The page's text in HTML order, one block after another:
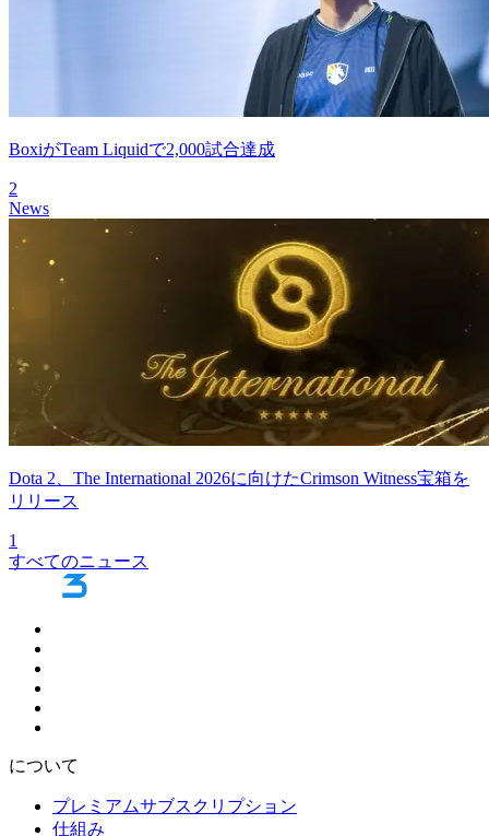
BoxiがTeam Liquidで2,000試合達成
2
News
Dota 2、The International 2026に向けたCrimson Witness宝箱を
リリース
1
すべてのニュース
について
プレミアムサブスクリプション
仕組み